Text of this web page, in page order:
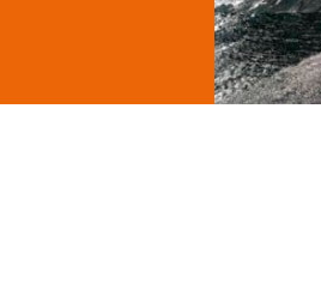
en 2e ou 3e année ?